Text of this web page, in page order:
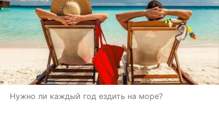
Нужно ли каждый год ездить на море?